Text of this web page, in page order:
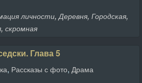
личности,Деревня, Городская,
, скромная
Глава 5
, Рассказы с фото, Драма